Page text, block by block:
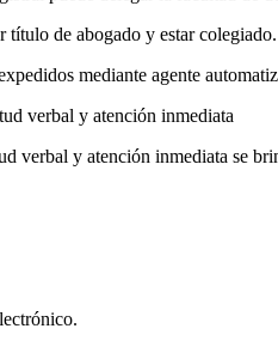
título de abogado y estar colegiado.
mediante agente
verbal y atención inmediata
verbal y atención inmediata se